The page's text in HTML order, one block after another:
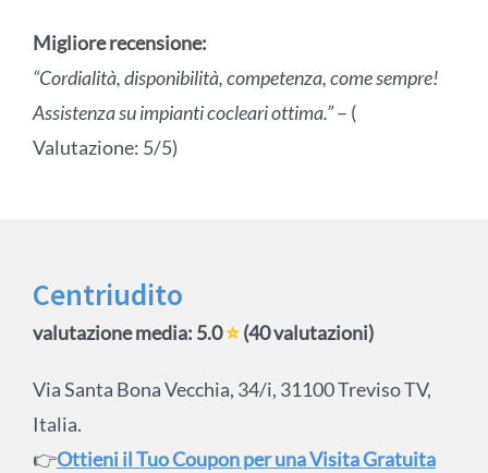
Migliore recensione:
“Cordialità, disponibilità, competenza, come sempre!
Assistenza su impianti cocleari ottima.”– (
Valutazione: 5/5)
Centriudito
valutazione media: 5.0⭐(40 valutazioni)
Via Santa Bona Vecchia, 34/i, 31100 Treviso TV,
Italia.
👉Ottieni il Tuo Coupon per una Visita Gratuita